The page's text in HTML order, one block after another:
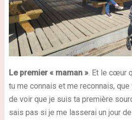
Le premier « maman ». Et le cœur
tu me connais et me reconnais,
de voir que je suis ta première
sais pas si je me lasserai un jour